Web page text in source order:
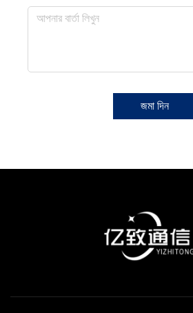
জমা দিন